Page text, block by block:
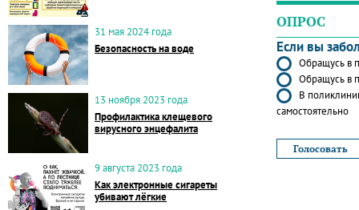
31 мая 2024 года
Безопасность на воде
13 ноября 2023 года
Профилактика клещевого
вирусного энцефалита
9 августа 2023 года
Как электронные сигареты
убивают лёгкие
ОПРОС
Если вы
Обращусь в
Обращусь в
В
самостоятельно